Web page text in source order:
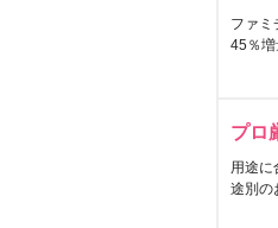
ファミ
45％増
プロ
用途に
途別の